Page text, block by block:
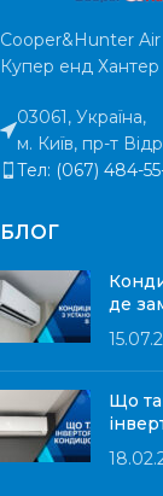
ГАРАНТІЯ
Cooper&Hunter
Купер енд Хантер
03061, Україна,
м. Київ, пр-т
Тел: (067) 484-
БЛОГ
де
Що